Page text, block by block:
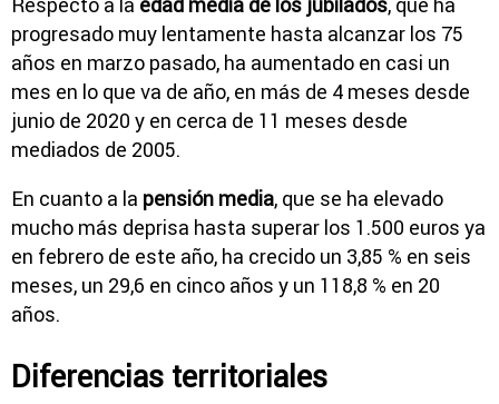
Respecto a la edad media de los jubilados, que ha
progresado muy lentamente hasta alcanzar los 75
años en marzo pasado, ha aumentado en casi un
mes en lo que va de año, en más de 4 meses desde
junio de 2020 y en cerca de 11 meses desde
mediados de 2005.
En cuanto a la pensión media, que se ha elevado
mucho más deprisa hasta superar los 1.500 euros ya
en febrero de este año, ha crecido un 3,85 % en seis
meses, un 29,6 en cinco años y un 118,8 % en 20
años.
Diferencias territoriales